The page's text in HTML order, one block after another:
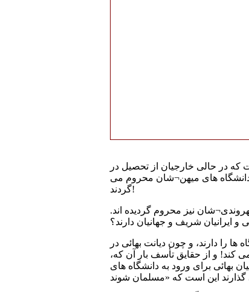
در حالی خارجیان از تحصیل در
دانشگاه های میهن¬شان محروم می
گردند!
نیز محروم گردیده اند.
را دارند، و چون دیانت بهائی در
کند! و از حقایق تأسف بار آن که،
بهائی برای ورود به دانشگاه های